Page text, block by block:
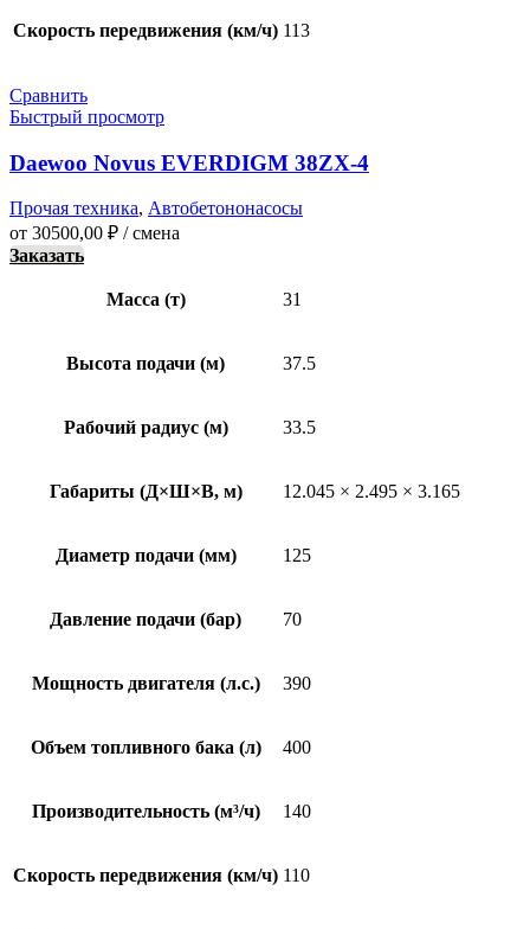
Скорость передвижения (км/ч) 113
Сравнить
Быстрый просмотр
Daewoo Novus EVERDIGM 38ZX-4
Прочая техника, Автобетононасосы
от 30500,00 ₽ / смена
Заказать
Масса (т) 31
Высота подачи (м) 37.5
Рабочий радиус (м) 33.5
Габариты (Д×Ш×В, м) 12.045 × 2.495 × 3.165
Диаметр подачи (мм) 125
Давление подачи (бар) 70
Мощность двигателя (л.с.) 390
Объем топливного бака (л) 400
Производительность (м³/ч) 140
Скорость передвижения (км/ч) 110